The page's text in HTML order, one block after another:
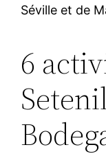
Séville et de
6